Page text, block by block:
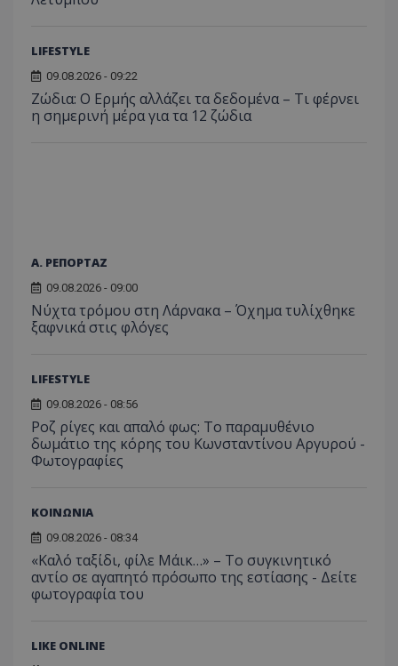
LIFESTYLE
09.08.2026 - 09:22
Ζώδια: Ο Ερμής αλλάζει τα δεδομένα – Τι φέρνει
η σημερινή μέρα για τα 12 ζώδια
Α. ΡΕΠΟΡΤΑΖ
09.08.2026 - 09:00
Νύχτα τρόμου στη Λάρνακα – Όχημα τυλίχθηκε
ξαφνικά στις φλόγες
LIFESTYLE
09.08.2026 - 08:56
Ροζ ρίγες και απαλό φως: Το παραμυθένιο
δωμάτιο της κόρης του Κωνσταντίνου Αργυρού -
Φωτογραφίες
ΚΟΙΝΩΝΙΑ
09.08.2026 - 08:34
«Καλό ταξίδι, φίλε Μάικ…» – Το συγκινητικό
αντίο σε αγαπητό πρόσωπο της εστίασης - Δείτε
φωτογραφία του
LIKE ONLINE